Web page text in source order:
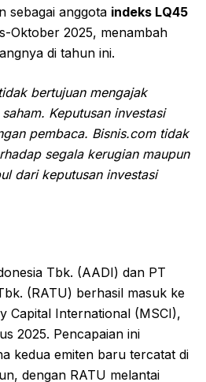
sebagai anggota indeks LQ45
Oktober 2025, menambah
di tahun ini.
bertujuan mengajak
Keputusan investasi
pembaca. Bisnis.com tidak
segala kerugian maupun
dari keputusan investasi
Tbk. (AADI) dan PT
(RATU) berhasil masuk ke
Capital International (MSCI),
2025. Pencapaian ini
kedua emiten baru tercatat di
dengan RATU melantai